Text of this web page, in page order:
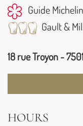
Guide
Gault &
18 rue Troyon -
HOURS